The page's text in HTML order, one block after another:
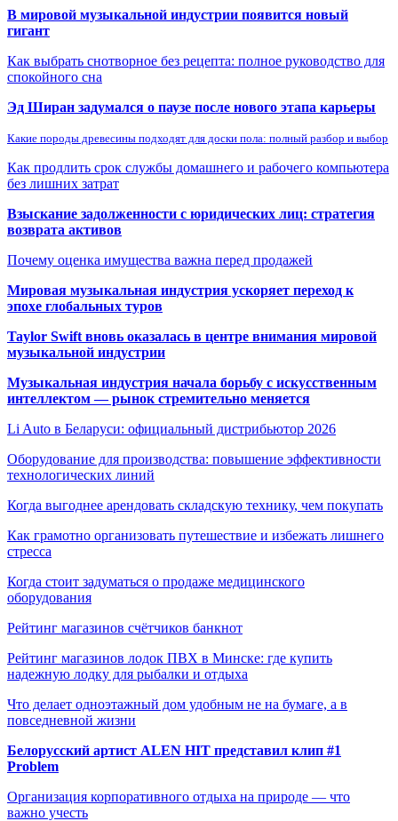
В мировой музыкальной индустрии появится новый
гигант
Как выбрать снотворное без рецепта: полное руководство для
спокойного сна
Эд Ширан задумался о паузе после нового этапа карьеры
Какие породы древесины подходят для доски пола: полный разбор и выбор
Как продлить срок службы домашнего и рабочего компьютера
без лишних затрат
Взыскание задолженности с юридических лиц: стратегия
возврата активов
Почему оценка имущества важна перед продажей
Мировая музыкальная индустрия ускоряет переход к
эпохе глобальных туров
Taylor Swift вновь оказалась в центре внимания мировой
музыкальной индустрии
Музыкальная индустрия начала борьбу с искусственным
интеллектом — рынок стремительно меняется
Li Auto в Беларуси: официальный дистрибьютор 2026
Оборудование для производства: повышение эффективности
технологических линий
Когда выгоднее арендовать складскую технику, чем покупать
Как грамотно организовать путешествие и избежать лишнего
стресса
Когда стоит задуматься о продаже медицинского
оборудования
Рейтинг магазинов счётчиков банкнот
Рейтинг магазинов лодок ПВХ в Минске: где купить
надежную лодку для рыбалки и отдыха
Что делает одноэтажный дом удобным не на бумаге, а в
повседневной жизни
Белорусский артист ALEN HIT представил клип #1
Problem
Организация корпоративного отдыха на природе — что
важно учесть